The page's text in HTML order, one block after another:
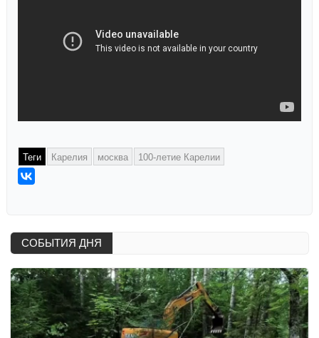
Теги Карелия москва 100-летие Карелии
СОБЫТИЯ ДНЯ